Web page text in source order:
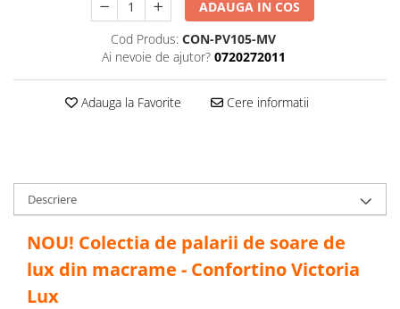
ADAUGA IN COS
Cod Produs: CON-PV105-MV
Ai nevoie de ajutor? 0720272011
Adauga la Favorite Cere informatii
Descriere
NOU! Colectia de palarii de soare de
lux din macrame - Confortino Victoria
Lux